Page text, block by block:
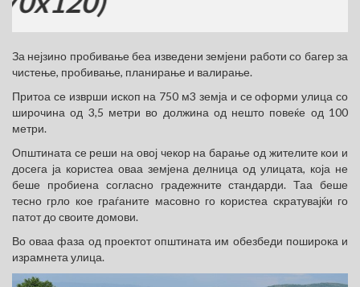
За нејзино пробивање беа изведени земјени работи со багер за
чистење, пробивање, планирање и валирање.
Притоа се изврши ископ на 750 м3 земја и се оформи улица со
широчина од 3,5 метри во должина од нешто повеќе од 100
метри.
Општината се реши на овој чекор на барање од жителите кои и
досега ја користеа оваа земјена делница од улицата, која не
беше пробиена согласно градежните стандарди. Таа беше
тесно грло кое граѓаните масовно го користеа скратувајќи го
патот до своите домови.
Во оваа фаза од проектот општината им обезбеди поширока и
израмнета улица.